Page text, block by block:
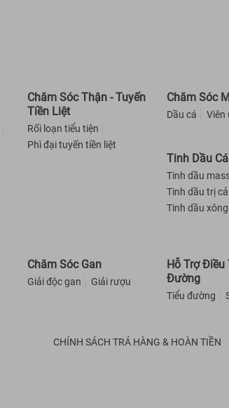
Chăm Sóc Thận - Tuyến
Tiền Liệt
Rối loạn tiểu tiện
Phì đại tuyến tiền liệt
Chăm Sóc
Dầu cá Viên
Tinh Dầu
Tinh dầu
Tinh dầu trị
Tinh dầu xông
Chăm Sóc Gan
Giải độc gan Giải rượu
Hỗ Trợ Điều
Đường
Tiểu đường
CHÍNH SÁCH TRẢ HÀNG & HOÀN TIỀN